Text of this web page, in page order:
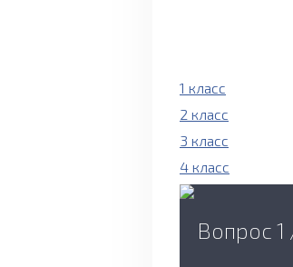
1 класс
2 класс
3 класс
4 класс
Вопрос 1